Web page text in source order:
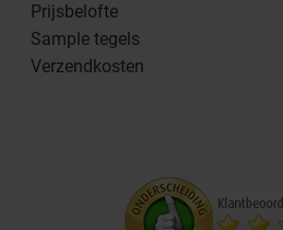
Prijsbelofte
Sample tegels
Verzendkosten